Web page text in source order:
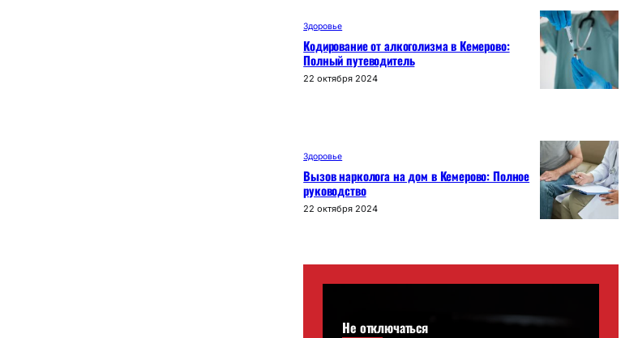
Здоровье
Кодирование от алкоголизма в Кемерово:
Полный путеводитель
22 октября 2024
Здоровье
Вызов нарколога на дом в Кемерово: Полное
руководство
22 октября 2024
Не отключаться